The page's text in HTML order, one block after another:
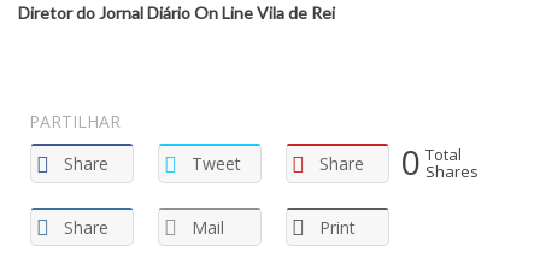
Diretor do Jornal Diário On Line Vila de Rei
PARTILHAR
Share
Tweet Share
Share Mail Print
0 Total
Shares